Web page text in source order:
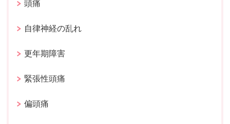
頭痛
自律神経の乱れ
更年期障害
緊張性頭痛
偏頭痛